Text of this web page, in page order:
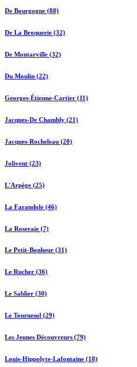
De Bourgogne (88)
De La Broquerie (32)
De Montarville (32)
Du Moulin (22)
Georges-Étienne-Cartier (11)
Jacques-De Chambly (21)
Jacques-Rocheleau (20)
Jolivent (23)
L'Arpège (25)
La Farandole (46)
La Roseraie (7)
Le Petit-Bonheur (31)
Le Rucher (36)
Le Sablier (30)
Le Tournesol (29)
Les Jeunes Découvreurs (79)
Louis-Hippolyte-Lafontaine (18)